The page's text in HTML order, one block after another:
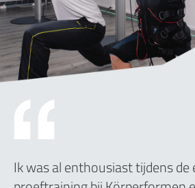
Ik was al enthousiast tijdens de